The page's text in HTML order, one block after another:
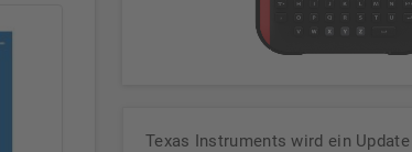
Texas Instruments wird ein